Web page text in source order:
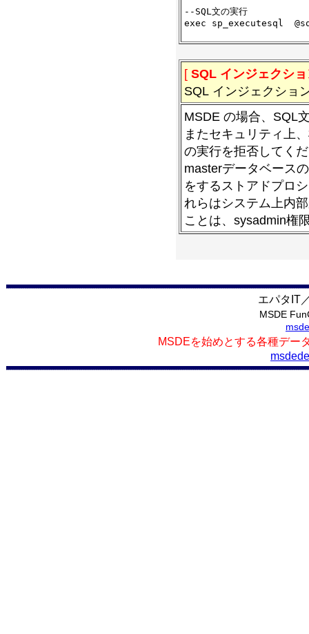
--SQL文の実行
exec sp_executesql
[ SQL インジェクシ
SQL インジェクショ
MSDE の場合、SQL
またセキュリティ上
の実行を拒否してく
masterデータベース
をするストアドプロ
れらはシステム上内
ことは、sysadmin権
エパタIT
MSDE
MSDEを始めとする各種デー